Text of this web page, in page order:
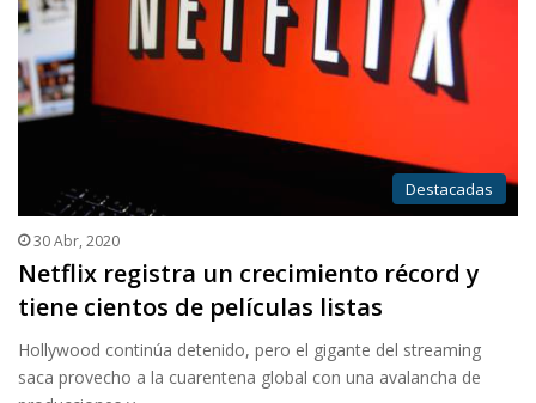
Destacadas
30 Abr, 2020
Netflix registra un crecimiento récord y
tiene cientos de películas listas
Hollywood continúa detenido, pero el gigante del streaming
saca provecho a la cuarentena global con una avalancha de